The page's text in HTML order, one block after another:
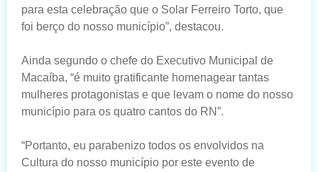
para esta celebração que o Solar Ferreiro Torto, que
foi berço do nosso município”, destacou.
Ainda segundo o chefe do Executivo Municipal de
Macaíba, “é muito gratificante homenagear tantas
mulheres protagonistas e que levam o nome do nosso
município para os quatro cantos do RN”.
“Portanto, eu parabenizo todos os envolvidos na
Cultura do nosso município por este evento de